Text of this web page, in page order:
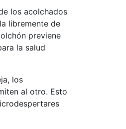
los acolchados
libremente de
previene
la salud
los
al otro. Esto